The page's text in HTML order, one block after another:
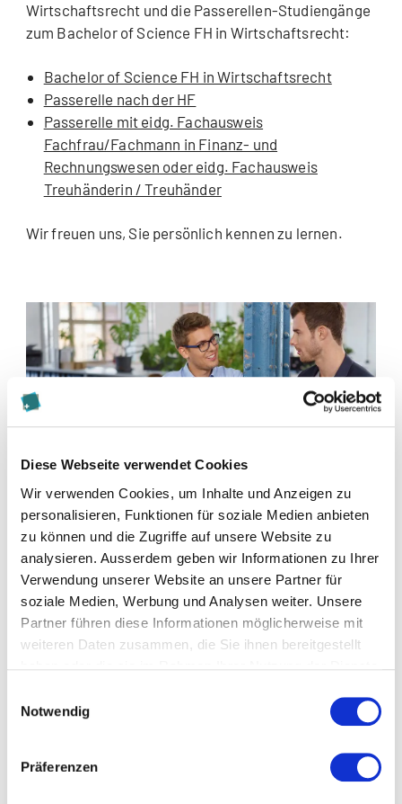
Diese Webseite verwendet Cookies
Wir verwenden Cookies, um Inhalte und Anzeigen zu
personalisieren, Funktionen für soziale Medien anbieten
zu können und die Zugriffe auf unsere Website zu
analysieren. Ausserdem geben wir Informationen zu Ihrer
Verwendung unserer Website an unsere Partner für
soziale Medien, Werbung und Analysen weiter. Unsere
Partner führen diese Informationen möglicherweise mit
weiteren Daten zusammen, die Sie ihnen bereitgestellt
Notwendig
Präferenzen
Wirtschaftsrecht und die Passerellen-Studiengänge
zum Bachelor of Science FH in Wirtschaftsrecht:
Bachelor of Science FH in Wirtschaftsrecht
Passerelle nach der HF
Passerelle mit eidg. Fachausweis
Fachfrau/Fachmann in Finanz- und
Rechnungswesen oder eidg. Fachausweis
Treuhänderin / Treuhänder
Wir freuen uns, Sie persönlich kennen zu lernen.
Diese Seite teilen
Zur Merkliste hinzufügen
Themen die der Veranstaltung zugeordnet sind: